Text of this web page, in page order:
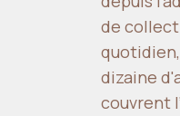
de
dizaine
couvrent